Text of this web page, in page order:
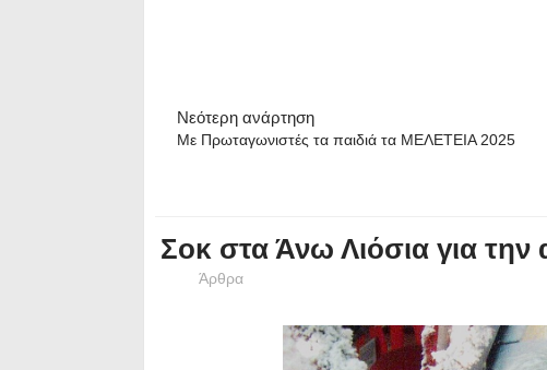
Νεότερη ανάρτηση
Με Πρωταγωνιστές τα παιδιά τα ΜΕΛΕΤΕΙΑ 2025
Σοκ στα Άνω Λιόσια για
Άρθρα